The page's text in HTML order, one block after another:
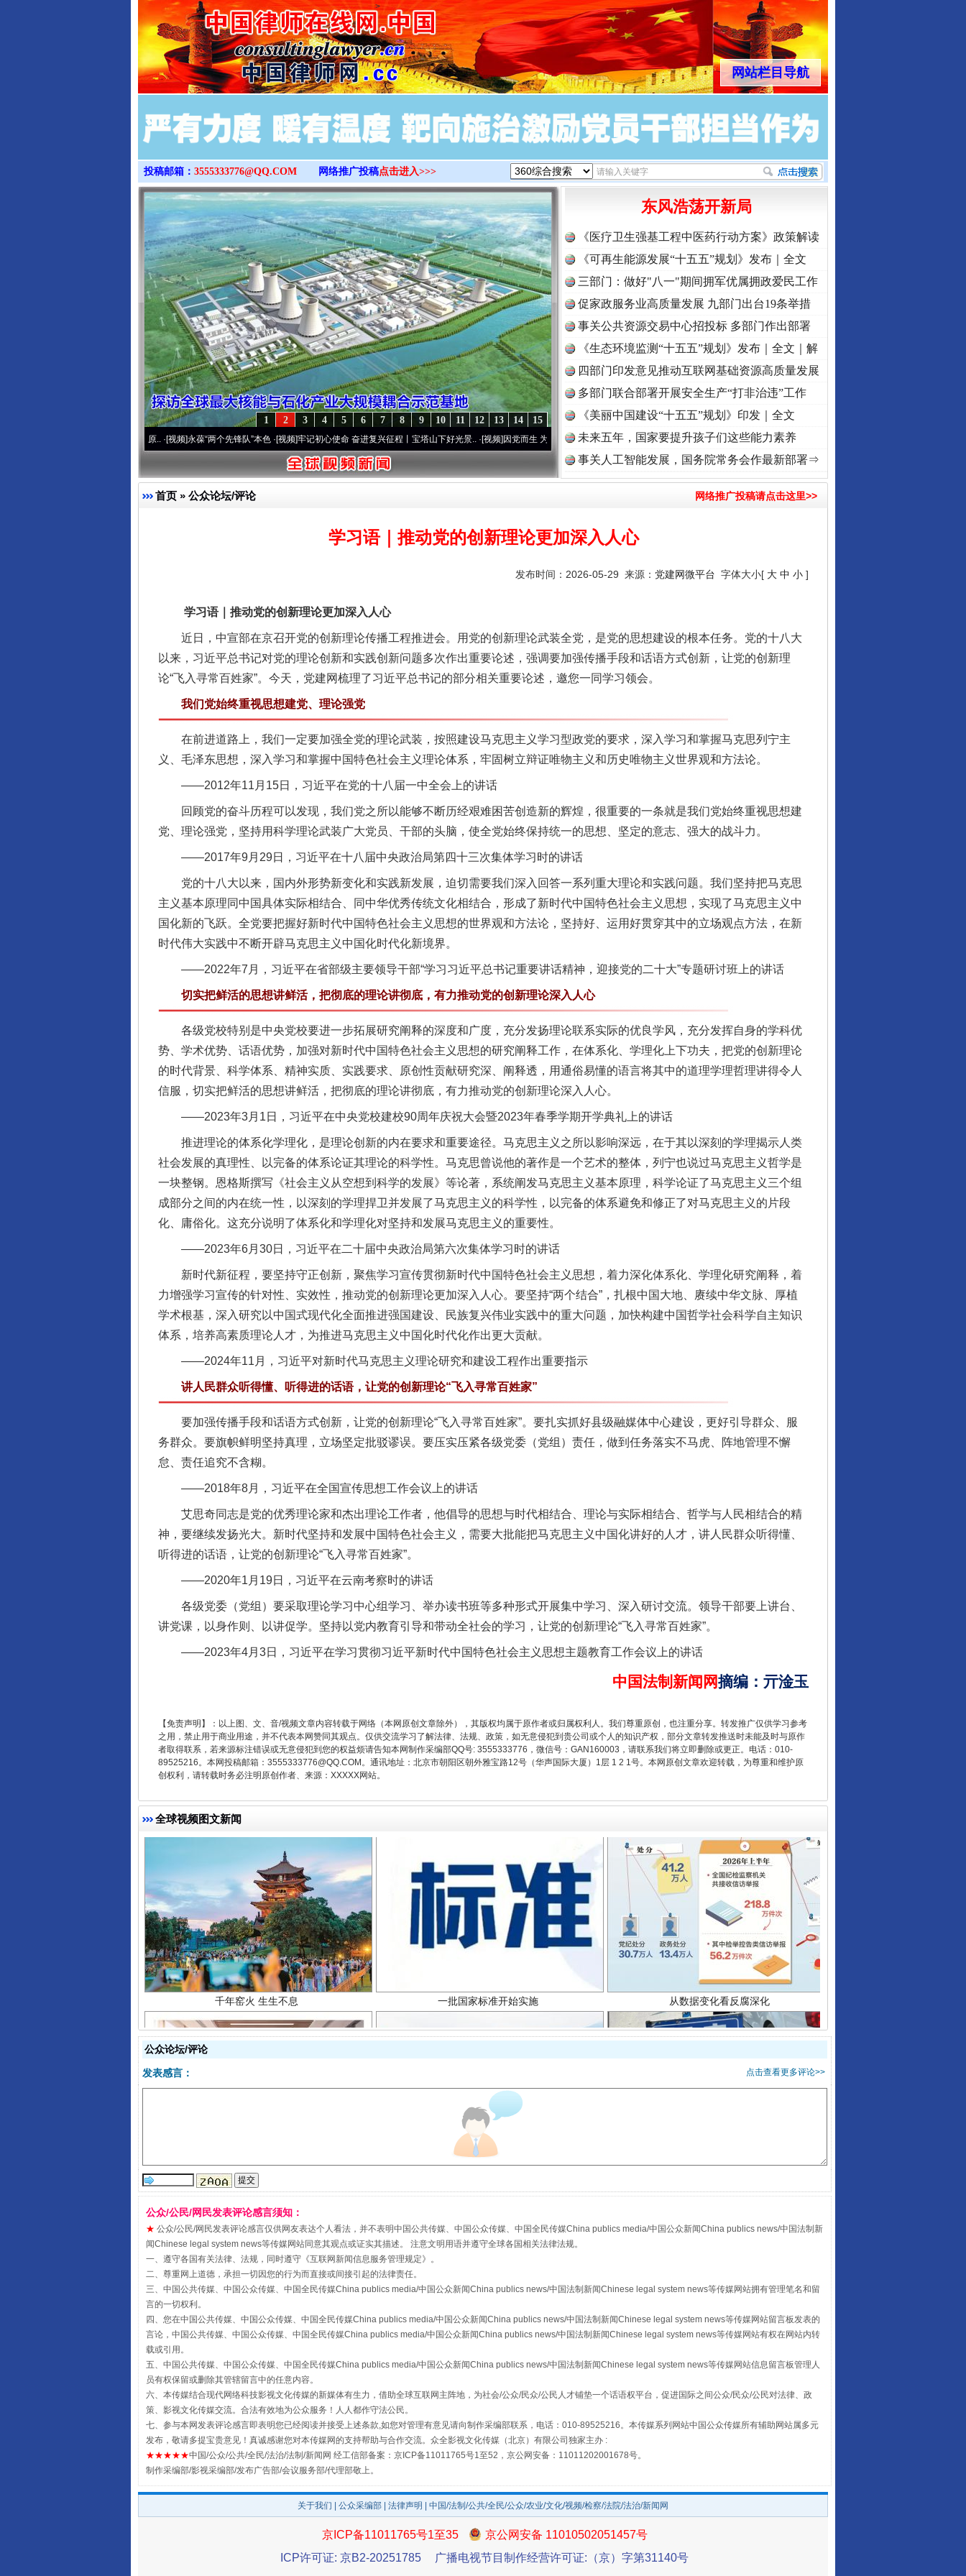
>
网站栏目导航
投稿邮箱： 3555333776@QQ.COM 网络推广投稿点击进入>>>
15
14
13
12
11
10
9
8
7
6
5
4
3
2
1
永葆“两个先锋队”本色·[视频]牢记初心使命 奋进复兴征程丨宝塔山下好光景..·[视频]因党而生 为党而战——百年“纪”事⑧加强纪律.. ·[视频]牢记初心使命 奋进复兴征程丨“转折之城”激荡..
东风浩荡开新局
《医疗卫生强基工程中医药行动方案》政策解读
《可再生能源发展“十五五”规划》发布｜全文
三部门：做好"八一"期间拥军优属拥政爱民工作
促家政服务业高质量发展 九部门出台19条举措
事关公共资源交易中心招投标 多部门作出部署
《生态环境监测“十五五”规划》发布｜全文｜解
读
四部门印发意见推动互联网基础资源高质量发展
多部门联合部署开展安全生产“打非治违”工作
《美丽中国建设“十五五”规划》印发｜全文
未来五年，国家要提升孩子们这些能力素养
事关人工智能发展，国务院常务会作最新部署⇒
首页 » 公众论坛/评论 网络推广投稿请点击这里>>
学习语｜推动党的创新理论更加深入人心
发布时间：2026-05-29 来源： 党建网微平台 字体大小[ 大 中 小 ]
学习语｜推动党的创新理论更加深入人心
近日，中宣部在京召开党的创新理论传播工程推进会。用党的创新理论武装全党，是党的思想建设的根本任务。党的十八大
以来，习近平总书记对党的理论创新和实践创新问题多次作出重要论述，强调要加强传播手段和话语方式创新，让党的创新理
论“飞入寻常百姓家”。今天，党建网梳理了习近平总书记的部分相关重要论述，邀您一同学习领会。
我们党始终重视思想建党、理论强党
在前进道路上，我们一定要加强全党的理论武装，按照建设马克思主义学习型政党的要求，深入学习和掌握马克思列宁主
义、毛泽东思想，深入学习和掌握中国特色社会主义理论体系，牢固树立辩证唯物主义和历史唯物主义世界观和方法论。
——2012年11月15日，习近平在党的十八届一中全会上的讲话
回顾党的奋斗历程可以发现，我们党之所以能够不断历经艰难困苦创造新的辉煌，很重要的一条就是我们党始终重视思想建
党、理论强党，坚持用科学理论武装广大党员、干部的头脑，使全党始终保持统一的思想、坚定的意志、强大的战斗力。
——2017年9月29日，习近平在十八届中央政治局第四十三次集体学习时的讲话
党的十八大以来，国内外形势新变化和实践新发展，迫切需要我们深入回答一系列重大理论和实践问题。我们坚持把马克思
主义基本原理同中国具体实际相结合、同中华优秀传统文化相结合，形成了新时代中国特色社会主义思想，实现了马克思主义中
国化新的飞跃。全党要把握好新时代中国特色社会主义思想的世界观和方法论，坚持好、运用好贯穿其中的立场观点方法，在新
时代伟大实践中不断开辟马克思主义中国化时代化新境界。
——2022年7月，习近平在省部级主要领导干部“学习习近平总书记重要讲话精神，迎接党的二十大”专题研讨班上的讲话
切实把鲜活的思想讲鲜活，把彻底的理论讲彻底，有力推动党的创新理论深入人心
各级党校特别是中央党校要进一步拓展研究阐释的深度和广度，充分发扬理论联系实际的优良学风，充分发挥自身的学科优
势、学术优势、话语优势，加强对新时代中国特色社会主义思想的研究阐释工作，在体系化、学理化上下功夫，把党的创新理论
的时代背景、科学体系、精神实质、实践要求、原创性贡献研究深、阐释透，用通俗易懂的语言将其中的道理学理哲理讲得令人
信服，切实把鲜活的思想讲鲜活，把彻底的理论讲彻底，有力推动党的创新理论深入人心。
——2023年3月1日，习近平在中央党校建校90周年庆祝大会暨2023年春季学期开学典礼上的讲话
推进理论的体系化学理化，是理论创新的内在要求和重要途径。马克思主义之所以影响深远，在于其以深刻的学理揭示人类
社会发展的真理性、以完备的体系论证其理论的科学性。马克思曾说他的著作是一个艺术的整体，列宁也说过马克思主义哲学是
一块整钢。恩格斯撰写《社会主义从空想到科学的发展》等论著，系统阐发马克思主义基本原理，科学论证了马克思主义三个组
成部分之间的内在统一性，以深刻的学理捍卫并发展了马克思主义的科学性，以完备的体系避免和修正了对马克思主义的片段
化、庸俗化。这充分说明了体系化和学理化对坚持和发展马克思主义的重要性。
——2023年6月30日，习近平在二十届中央政治局第六次集体学习时的讲话
新时代新征程，要坚持守正创新，聚焦学习宣传贯彻新时代中国特色社会主义思想，着力深化体系化、学理化研究阐释，着
力增强学习宣传的针对性、实效性，推动党的创新理论更加深入人心。要坚持“两个结合”，扎根中国大地、赓续中华文脉、厚植
学术根基，深入研究以中国式现代化全面推进强国建设、民族复兴伟业实践中的重大问题，加快构建中国哲学社会科学自主知识
体系，培养高素质理论人才，为推进马克思主义中国化时代化作出更大贡献。
——2024年11月，习近平对新时代马克思主义理论研究和建设工程作出重要指示
讲人民群众听得懂、听得进的话语，让党的创新理论“飞入寻常百姓家”
要加强传播手段和话语方式创新，让党的创新理论“飞入寻常百姓家”。要扎实抓好县级融媒体中心建设，更好引导群众、服
务群众。要旗帜鲜明坚持真理，立场坚定批驳谬误。要压实压紧各级党委（党组）责任，做到任务落实不马虎、阵地管理不懈
怠、责任追究不含糊。
——2018年8月，习近平在全国宣传思想工作会议上的讲话
艾思奇同志是党的优秀理论家和杰出理论工作者，他倡导的思想与时代相结合、理论与实际相结合、哲学与人民相结合的精
神，要继续发扬光大。新时代坚持和发展中国特色社会主义，需要大批能把马克思主义中国化讲好的人才，讲人民群众听得懂、
听得进的话语，让党的创新理论“飞入寻常百姓家”。
——2020年1月19日，习近平在云南考察时的讲话
各级党委（党组）要采取理论学习中心组学习、举办读书班等多种形式开展集中学习、深入研讨交流。领导干部要上讲台、
讲党课，以身作则、以讲促学。坚持以党内教育引导和带动全社会的学习，让党的创新理论“飞入寻常百姓家”。
——2023年4月3日，习近平在学习贯彻习近平新时代中国特色社会主义思想主题教育工作会议上的讲话
中国法制新闻网摘编 ： 亓淦玉
【免责声明】：以上图、文、音/视频文章内容转载于网络（本网原创文章除外），其版权均属于原作者或归属权利人。我们尊重原创，也注重分享。转发推广仅供学习参考
之用，禁止用于商业用途，并不代表本网赞同其观点。仅供交流学习了解法律、法规、政策，如无意侵犯到贵公司或个人的知识产权，部分文章转发推送时未能及时与原作
者取得联系，若来源标注错误或无意侵犯到您的权益烦请告知本网制作采编部QQ号: 3555333776，微信号：GAN160003，请联系我们将立即删除或更正。电话：010-
89525216。本网投稿邮箱：3555333776@QQ.COM。通讯地址：北京市朝阳区朝外雅宝路12号（华声国际大厦）1层 1 2 1号。本网原创文章欢迎转载，为尊重和维护原
创权利，请转载时务必注明原创作者、来源：XXXXX网站。
全球视频图文新闻
完善运行机制助力责任有效落实 一纸欠条伤亲情 巡回调解促和解.. 行业协会接连发公告
东山县通报“牛蛙产品抗生素超标问题” 法徽映军营 权益有保障 让核能赋能千行百业
千年窑火 生生不息 一批国家标准开始实施 从数据变化看反腐深化
以产业富民促振兴
受贿1.44亿！段成刚被判无期 从幼儿园到大学，有这些资助 “后车司机肯定在骂我”
全民健身五年计划来了！等你上场 事关残疾人未来5年 让传统村落焕发生机
公众论坛/评论
点击查看更多评论>>
发表感言：
公众/公民/网民发表评论感言须知：
★ 公众/公民/网民发表评论感言仅供网友表达个人看法，并不表明中国公共传媒、中国公众传媒、中国全民传媒China publics media/中国公众新闻China publics news/中国法制新
闻Chinese legal system news等传媒网站同意其观点或证实其描述。 注意文明用语并遵守全球各国相关法律法规。
一、遵守各国有关法律、法规，同时遵守《互联网新闻信息服务管理规定》。
二、尊重网上道德，承担一切因您的行为而直接或间接引起的法律责任。
三、中国公共传媒、中国公众传媒、中国全民传媒China publics media/中国公众新闻China publics news/中国法制新闻Chinese legal system news等传媒网站拥有管理笔名和留
言的一切权利。
四、您在中国公共传媒、中国公众传媒、中国全民传媒China publics media/中国公众新闻China publics news/中国法制新闻Chinese legal system news等传媒网站留言板发表的
言论，中国公共传媒、中国公众传媒、中国全民传媒China publics media/中国公众新闻China publics news/中国法制新闻Chinese legal system news等传媒网站有权在网站内转
载或引用。
五、中国公共传媒、中国公众传媒、中国全民传媒China publics media/中国公众新闻China publics news/中国法制新闻Chinese legal system news等传媒网站信息留言板管理人
员有权保留或删除其管辖留言中的任意内容。
六、本传媒结合现代网络科技影视文化传媒的新媒体有生力，借助全球互联网主阵地，为社会/公众/民众/公民人才铺垫一个话语权平台，促进国际之间公众/民众/公民对法律、政
策、影视文化传媒交流。合法有效地为公众服务！人人都作守法公民。
七、参与本网发表评论感言即表明您已经阅读并接受上述条款,如您对管理有意见请向制作采编部联系，电话：010-89525216。本传媒系列网站中国公众传媒所有辅助网站属多元
发布，敬请多提宝贵意见！真诚感谢您对本传媒网的支持帮助与合作交流。众全影视文化传媒（北京）有限公司独家主办 :
★★★★★中国/公众/公共/全民/法治/法制/新闻网 经工信部备案：京ICP备11011765号1至52，京公网安备：11011202001678号。
制作采编部/影视采编部/发布广告部/会议服务部/代理部敬上。
关于我们 公众采编部 法律声明 | 中国/法制/公共/全民/公众/农业/文化/视频/检察/法院/法治/新闻网
京ICP备11011765号1至35
京公网安备 11010502051457号
ICP许可证: 京B2-20251785
广播电视节目制作经营许可证:（京）字第31140号